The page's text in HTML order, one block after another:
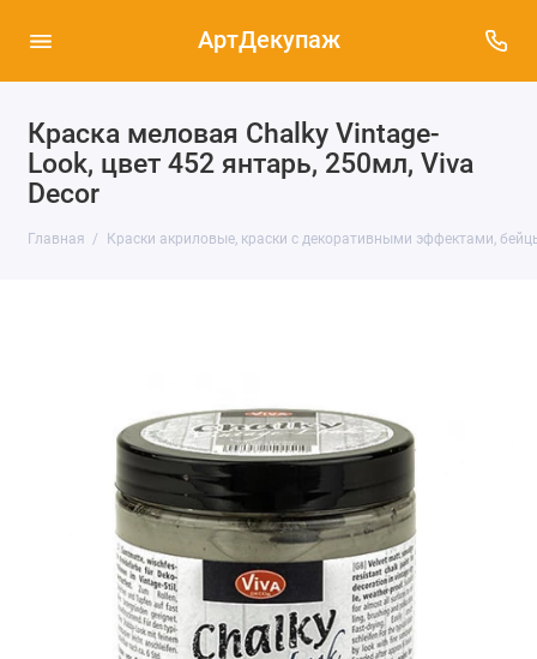
АртДекупаж
Краска меловая Chalky Vintage-
Look, цвет 452 янтарь, 250мл, Viva
Decor
Главная Краски акриловые, краски с декоративными эффектами,